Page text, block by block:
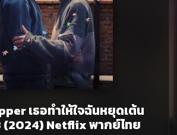
เธอทำให้ใจฉันหยุดเต้น
(2024) Netflix พากย์ไทย